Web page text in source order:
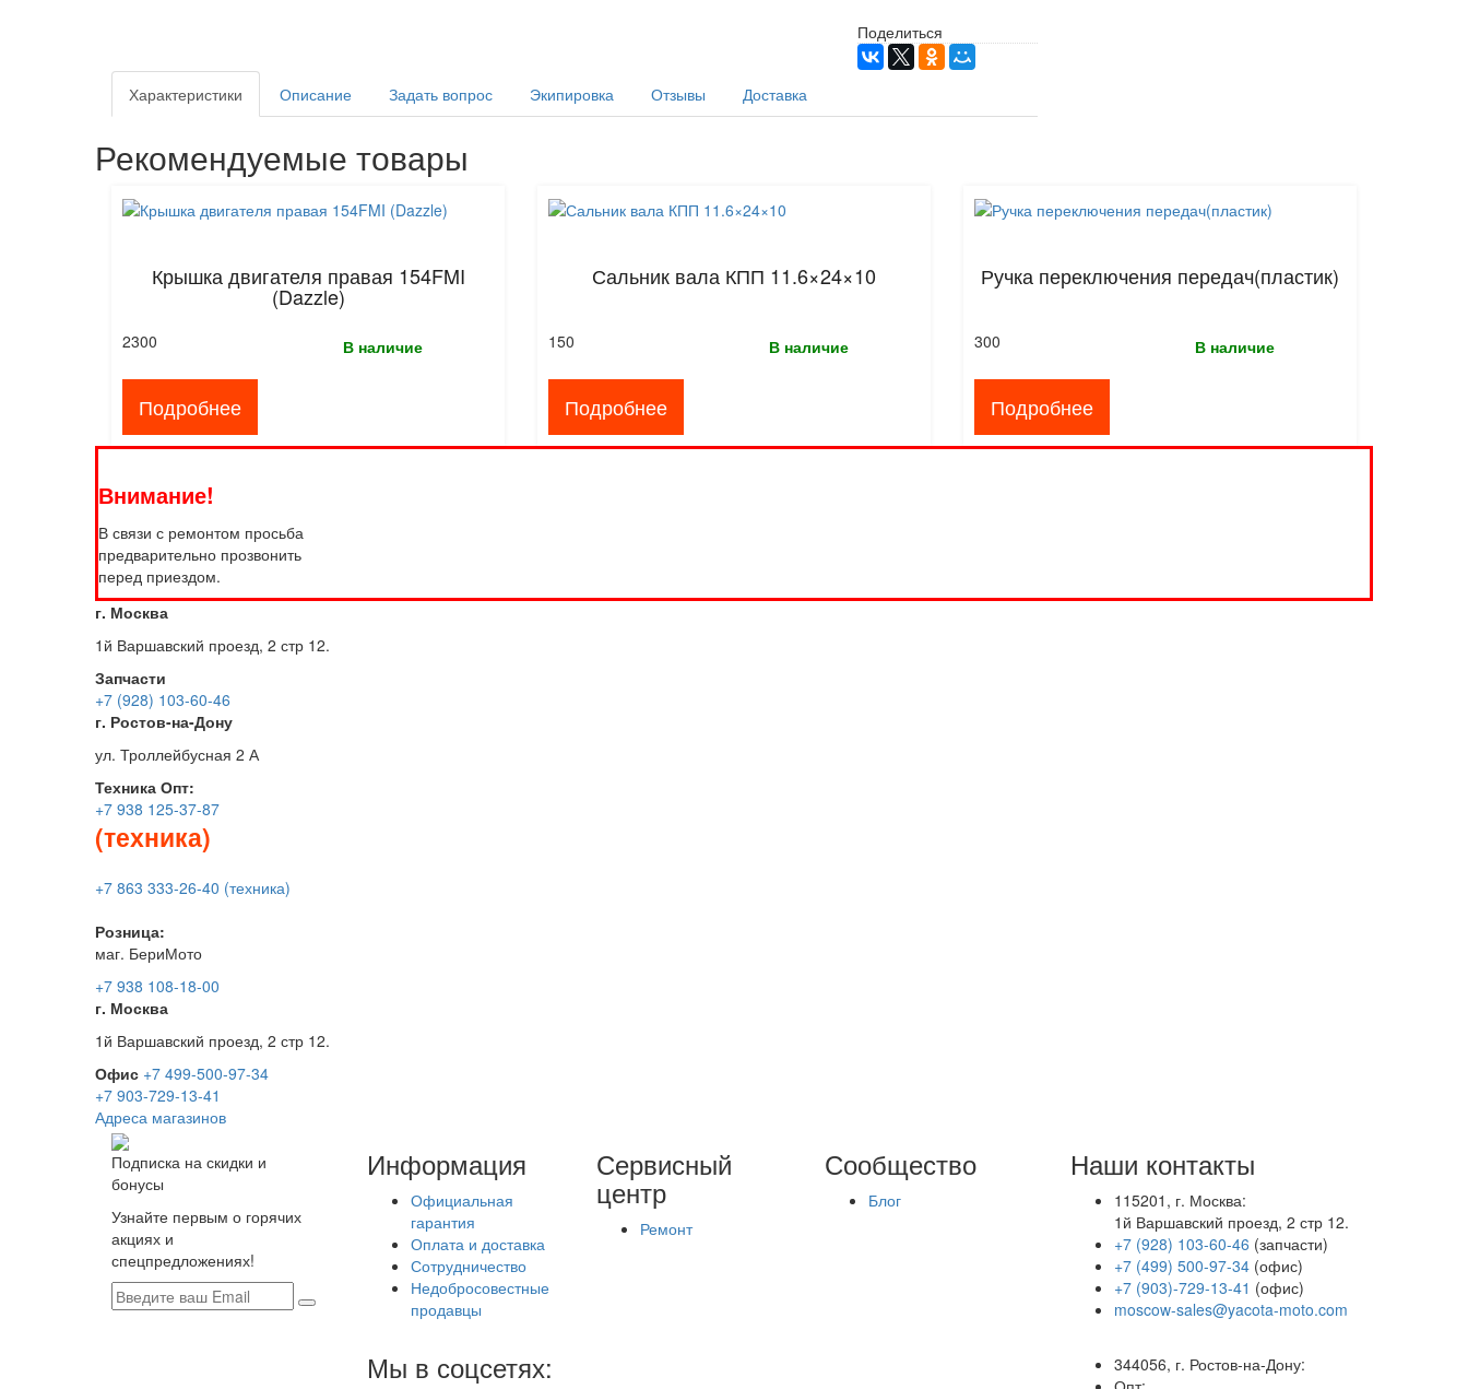
Поделиться
Характеристики Описание Задать вопрос Экипировка Отзывы Доставка
Рекомендуемые товары
Крышка двигателя правая 154FMI
(Dazzle)
В наличие
2300
Подробнее
Сальник вала КПП 11.6×24×10
В наличие
150
Подробнее
Ручка переключения передач(пластик)
В наличие
300
Подробнее
Внимание!
В связи с ремонтом просьба
предварительно прозвонить
перед приездом.
г. Москва
1й Варшавский проезд, 2 стр 12.
Запчасти
+7 (928) 103-60-46
г. Ростов-на-Дону
ул. Троллейбусная 2 А
Техника Опт:
+7 938 125-37-87
(техника)
+7 863 333-26-40 (техника)
Розница:
маг. БериМото
+7 938 108-18-00
г. Москва
1й Варшавский проезд, 2 стр 12.
Офис +7 499-500-97-34
+7 903-729-13-41
Адреса магазинов
Подписка на скидки и
бонусы
Узнайте первым о горячих
акциях и
спецпредложениях!
Информация
Официальная
гарантия
Оплата и доставка
Сотрудничество
Недобросовестные
продавцы
Сервисный
центр
Ремонт
Сообщество
Блог
Мы в соцсетях:
Наши контакты
115201, г. Москва:
1й Варшавский проезд, 2 стр 12.
+7 (928) 103-60-46 (запчасти)
+7 (499) 500-97-34(офис)
+7 (903)-729-13-41 (офис)
moscow-sales@yacota-moto.com
344056, г. Ростов-на-Дону: